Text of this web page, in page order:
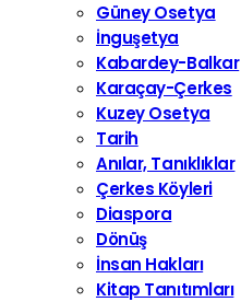
Güney Osetya
İnguşetya
Kabardey-Balkar
Karaçay-Çerkes
Kuzey Osetya
Tarih
Anılar, Tanıklıklar
Çerkes Köyleri
Diaspora
Dönüş
İnsan Hakları
Kitap Tanıtımları